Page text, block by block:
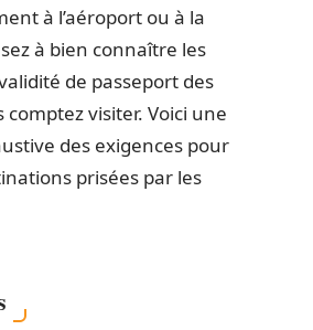
à l’aéroport ou à la
à bien connaître les
de passeport des
comptez visiter. Voici une
des exigences pour
prisées par les